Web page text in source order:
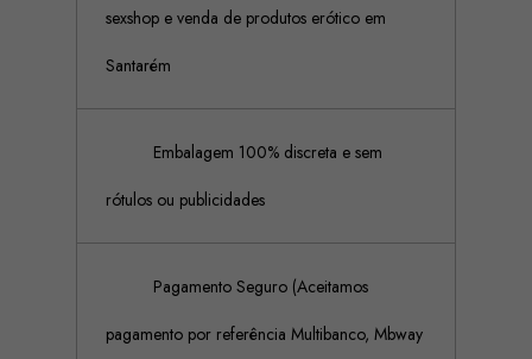
sexshop e venda de produtos erótico em
Santarém
Embalagem 100% discreta e sem
rótulos ou publicidades
Pagamento Seguro (Aceitamos
pagamento por referência Multibanco, Mbway